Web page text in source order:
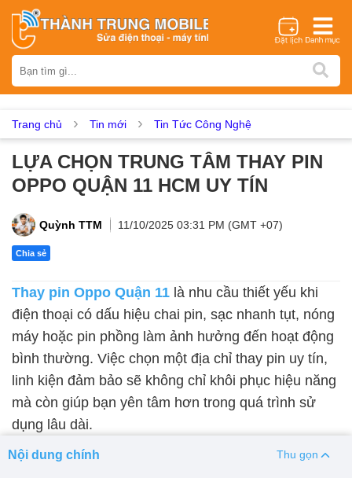
iPhone Samsung Oppo Xiaomi Realme Vivo
Asus Sony Vertu LG Tecno
Dịch vụ sửa chữa
Thay màn hình
Thay loa Thay kính lưng Thay vỏ Thay chân sạc
Màn hình Xiaomi Màn hình Realme Màn hình Vivo
Màn hình Vsmart Màn hình Google Pixel
Thay pin
Pin iPhone Pin Samsumg Pin Oppo Pin Xiaomi
Pin Realme
Thay vỏ
Trang chủ Tin mới Tin Tức Công Nghệ
LỰA CHỌN TRUNG TÂM THAY PIN
OPPO QUẬN 11 HCM UY TÍN
Quỳnh TTM 11/10/2025 03:31 PM (GMT +07)
Chia sẻ
Thay pin Oppo Quận 11 là nhu cầu thiết yếu khi
điện thoại có dấu hiệu chai pin, sạc nhanh tụt, nóng
máy hoặc pin phồng làm ảnh hưởng đến hoạt động
bình thường. Việc chọn một địa chỉ thay pin uy tín,
linh kiện đảm bảo sẽ không chỉ khôi phục hiệu năng
mà còn giúp bạn yên tâm hơn trong quá trình sử
dụng lâu dài.
Nội dung chính Thu gọn